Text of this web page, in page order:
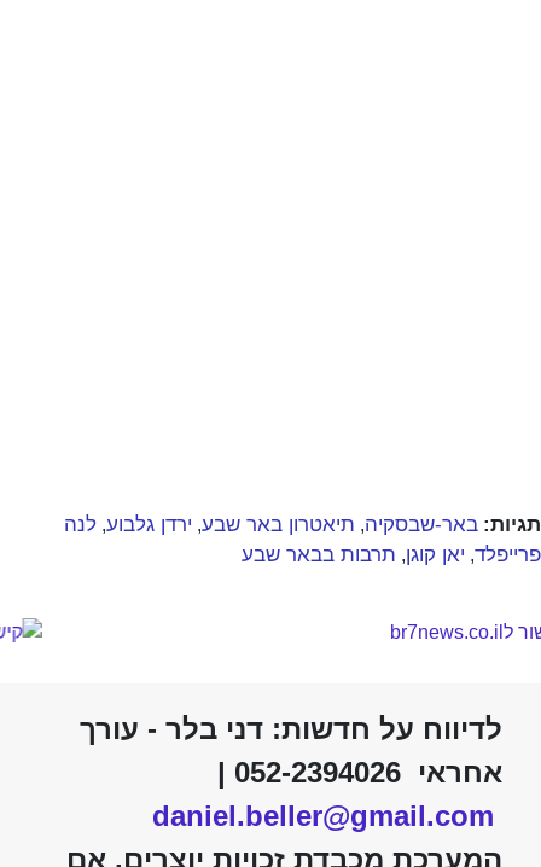
תגיות: באר-שבסקיה, תיאטרון באר שבע, ירדן גלבוע, לנה
פרייפלד, יאן קוגן, תרבות בבאר שבע
לדיווח על חדשות: דני בלר - עורך
אחראי 052-2394026 |
daniel.beller@gmail.com
המערכת מכבדת זכויות יוצרים. אם